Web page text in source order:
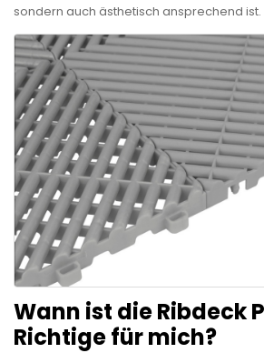
sondern auch ästhetisch ansprechend ist.
Wann ist die Ribdeck
Richtige für mich?